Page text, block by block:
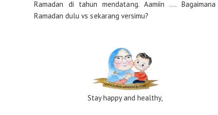
Ramadan di tahun mendatang. Aamiin …. Bagaimana
Ramadan dulu vs sekarang versimu?
Stay happy and healthy,